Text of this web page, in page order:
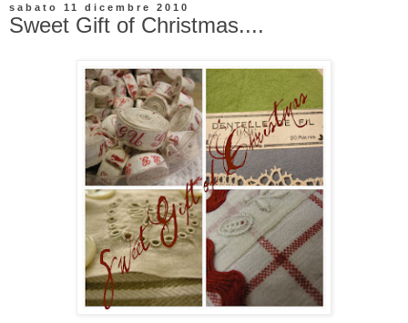
sabato 11 dicembre 2010
Sweet Gift of Christmas....